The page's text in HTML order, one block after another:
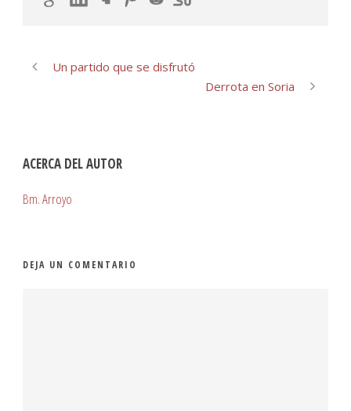
Un partido que se disfrutó
Derrota en Soria
ACERCA DEL AUTOR
Bm. Arroyo
DEJA UN COMENTARIO